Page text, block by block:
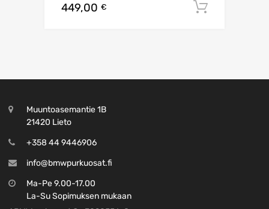
449,00 €
Muuntoasemantie 1B
21420 Lieto
+358 44 9446906
info@bmwpurkuosat.fi
Ma-Pe 9.00-17.00
La-Su Sopimuksen mukaan